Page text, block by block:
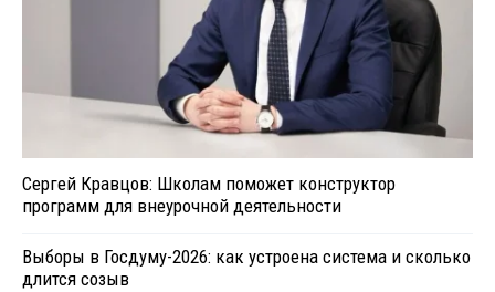
Сергей Кравцов: Школам поможет конструктор
программ для внеурочной деятельности
Выборы в Госдуму-2026: как устроена система и сколько
длится созыв